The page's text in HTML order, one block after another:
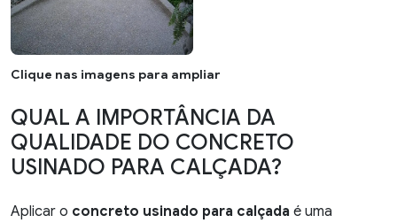
Clique nas imagens para ampliar
QUAL A IMPORTÂNCIA DA
QUALIDADE DO CONCRETO
USINADO PARA CALÇADA?
Aplicar o concreto usinado para calçada é uma